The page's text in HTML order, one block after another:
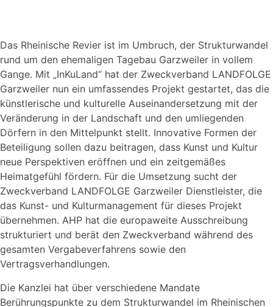
Das Rheinische Revier ist im Umbruch, der Strukturwandel
rund um den ehemaligen Tagebau Garzweiler in vollem
Gange. Mit „InKuLand“ hat der Zweckverband LANDFOLGE
Garzweiler nun ein umfassendes Projekt gestartet, das die
künstlerische und kulturelle Auseinandersetzung mit der
Veränderung in der Landschaft und den umliegenden
Dörfern in den Mittelpunkt stellt. Innovative Formen der
Beteiligung sollen dazu beitragen, dass Kunst und Kultur
neue Perspektiven eröffnen und ein zeitgemäßes
Heimatgefühl fördern. Für die Umsetzung sucht der
Zweckverband LANDFOLGE Garzweiler Dienstleister, die
das Kunst- und Kulturmanagement für dieses Projekt
übernehmen. AHP hat die europaweite Ausschreibung
strukturiert und berät den Zweckverband während des
gesamten Vergabeverfahrens sowie den
Vertragsverhandlungen.
Die Kanzlei hat über verschiedene Mandate
Berührungspunkte zu dem Strukturwandel im Rheinischen